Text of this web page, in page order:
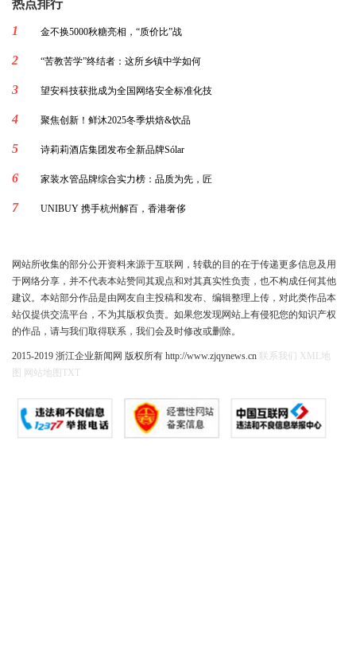
热点排行
1
金不换5000秋糖亮相，“质价比”战
2 “苦教苦学”终结者：这所乡镇中学如何
3 望安科技获批成为全国网络安全标准化技
4 聚焦创新！鲜沐2025冬季烘焙&饮品
5 诗莉莉酒店集团发布全新品牌Sólar
6 家装水管品牌综合实力榜：品质为先，匠
7 UNIBUY 携手杭州解百，香港奢侈
网站所收集的部分公开资料来源于互联网，转载的目的在于传递更多信息及用
于网络分享，并不代表本站赞同其观点和对其真实性负责，也不构成任何其他
建议。本站部分作品是由网友自主投稿和发布、编辑整理上传，对此类作品本
站仅提供交流平台，不为其版权负责。如果您发现网站上有侵犯您的知识产权
的作品，请与我们取得联系，我们会及时修改或删除。
2015-2019 浙江企业新闻网 版权所有 http://www.zjqynews.cn 联系我们
XML地
图
网站地图 TXT